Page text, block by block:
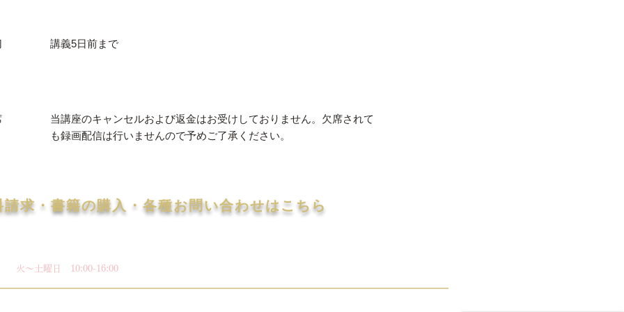
講義5日前まで
当講座のキャンセルおよび返金はお受けしておりません。欠席されて
も録画配信は行いませんので予めご了承ください。
請求・書籍の購入・各種お問い合わせはこちら
​火〜土曜日 10:00-16:00